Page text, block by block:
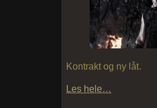
Kontrakt og ny låt.
Les hele…